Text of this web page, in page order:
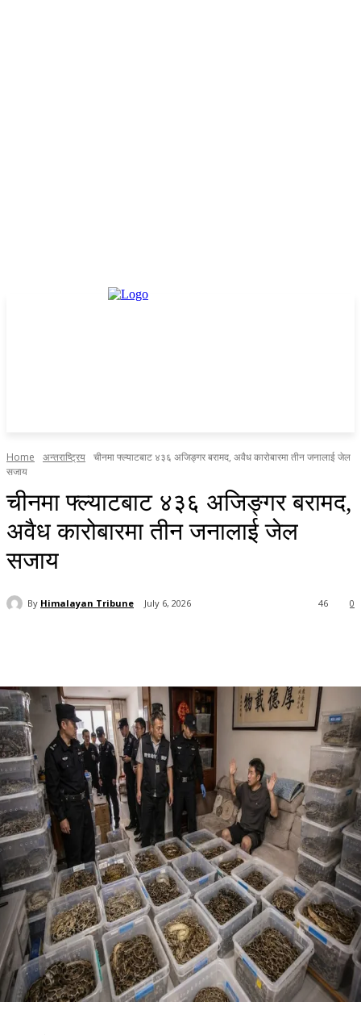
Home अन्तराष्ट्रिय चीनमा फ्ल्याटबाट ४३६ अजिङ्गर बरामद, अवैध कारोबारमा तीन जनालाई जेल
सजाय
चीनमा फ्ल्याटबाट ४३६ अजिङ्गर बरामद,
अवैध कारोबारमा तीन जनालाई जेल
सजाय
By Himalayan Tribune July 6, 2026 0
46